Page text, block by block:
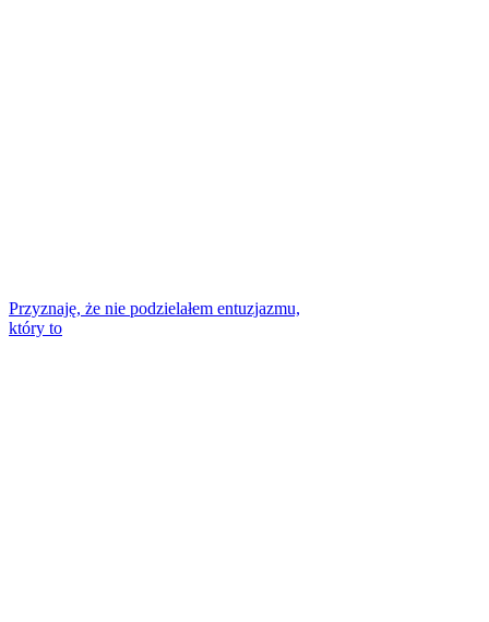
Przyznaję, że nie podzielałem entuzjazmu,
który to